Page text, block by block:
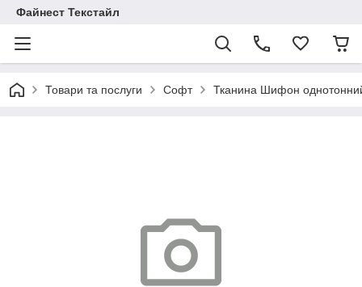
Файнест Текстайл
Товари та послуги Софт Тканина Шифон